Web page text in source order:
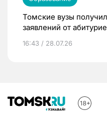
Томские вузы
заявлений от
16:43 / 28.07.26